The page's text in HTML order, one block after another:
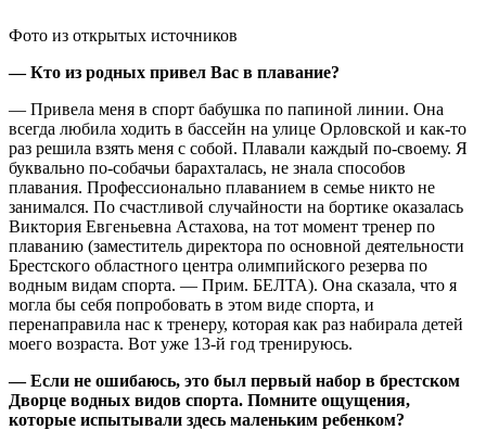
Фото из открытых источников
— Кто из родных привел Вас в плавание?
— Привела меня в спорт бабушка по папиной линии. Она
всегда любила ходить в бассейн на улице Орловской и как-то
раз решила взять меня с собой. Плавали каждый по-своему. Я
буквально по-собачьи барахталась, не знала способов
плавания. Профессионально плаванием в семье никто не
занимался. По счастливой случайности на бортике оказалась
Виктория Евгеньевна Астахова, на тот момент тренер по
плаванию (заместитель директора по основной деятельности
Брестского областного центра олимпийского резерва по
водным видам спорта. — Прим. БЕЛТА). Она сказала, что я
могла бы себя попробовать в этом виде спорта, и
перенаправила нас к тренеру, которая как раз набирала детей
моего возраста. Вот уже 13-й год тренируюсь.
— Если не ошибаюсь, это был первый набор в брестском
Дворце водных видов спорта. Помните ощущения,
которые испытывали здесь маленьким ребенком?